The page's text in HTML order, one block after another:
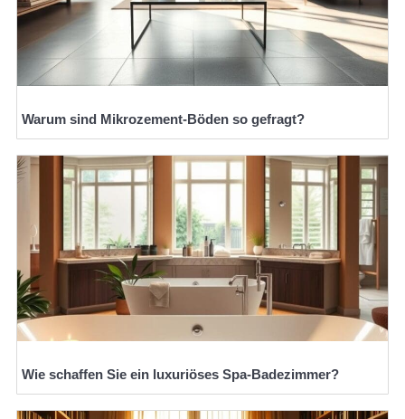
Warum sind Mikrozement-Böden so gefragt?
Wie schaffen Sie ein luxuriöses Spa-Badezimmer?